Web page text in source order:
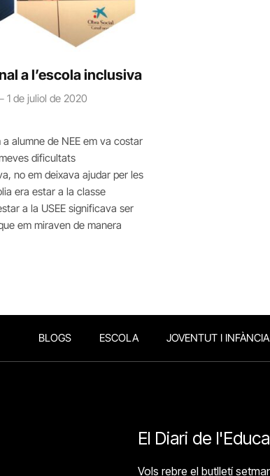
a l’escola inclusiva
1 de juliol de 2020
alumne de NEE em va costar
dificultats
no em deixava ajudar per les
era estar a la classe
a la USEE significava ser
em miraven de manera
BLOGS ESCOLA JOVENTUT I INFÀNCIA